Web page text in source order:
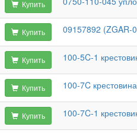
Купить
Купить 09157892 (ZGAR-
Купить 100-5C-1
Купить 100-7C крестовина
Купить 100-7C-1